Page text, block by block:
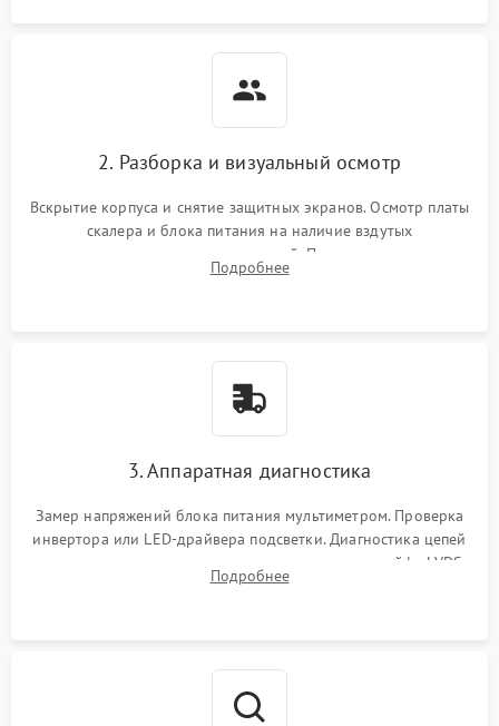
2. Разборка и визуальный осмотр
Вскрытие корпуса и снятие защитных экранов. Осмотр платы
скалера и блока питания на наличие вздутых
конденсаторов, прогаров, окислений. Проверка надежности
контактов и целостности шлейфов матрицы.
Подробнее
3. Аппаратная диагностика
Замер напряжений блока питания мультиметром. Проверка
инвертора или LED-драйвера подсветки. Диагностика цепей
питания скалера и тестирование сигналов на шлейфе LVDS
Подробнее